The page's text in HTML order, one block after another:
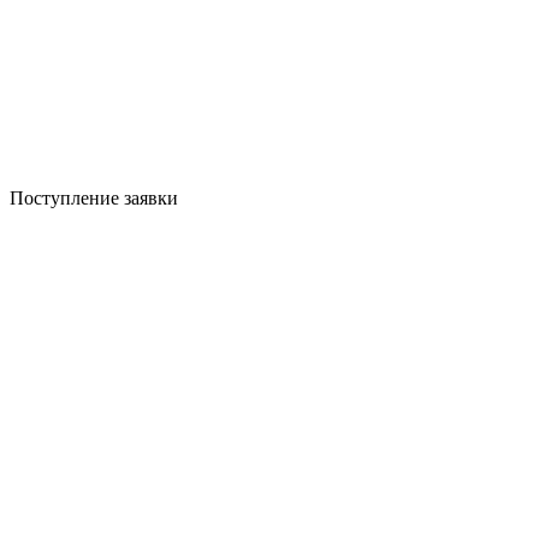
Поступление заявки